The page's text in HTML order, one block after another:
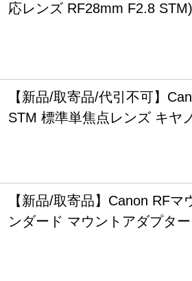
応レンズ RF28mm F2.8
【新品/取寄品/代引不可】
STM 標準単焦点レンズ キヤ
【新品/取寄品】Canon RF
ンダード マウントアダプタ